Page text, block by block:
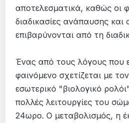
αποτελεσματικά, καθώς οι
διαδικασίες ανάπαυσης
επιβαρύνονται από τη
Ένας από τους λόγους που
φαινόμενο σχετίζεται με
εσωτερικό "βιολογικό
πολλές λειτουργίες του
24ωρο. Ο μεταβολισμός, η